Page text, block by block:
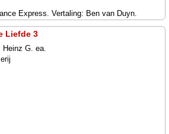
Express. Vertaling: Ben van Duyn.
Liefde 3
Heinz G. ea.